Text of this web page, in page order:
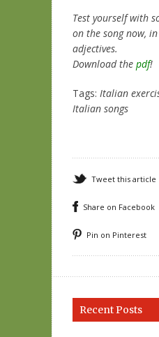
Test yourself with
on the song now,
adjectives.
Download the pdf!
Tags: Italian
Italian songs
Tweet this article
Share on Facebook
Pin on Pinterest
Recent Posts